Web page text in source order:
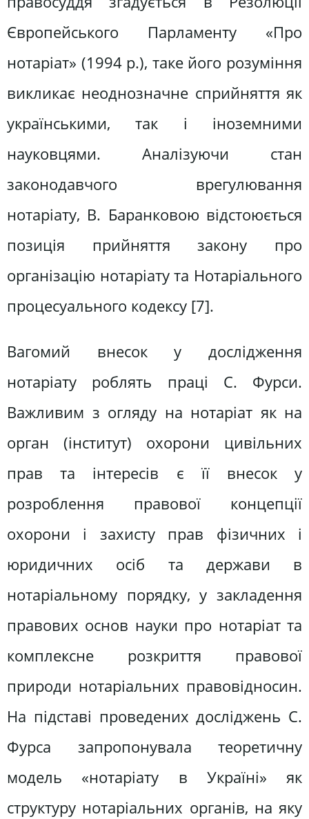
Європейського Парламенту «Про
нотаріат» (1994 р.), таке його розуміння
викликає неоднозначне сприйняття як
українськими, так і іноземними
науковцями. Аналізуючи стан
законодавчого врегулювання
нотаріату, В. Баранковою відстоюється
позиція прийняття закону про
організацію нотаріату та Нотаріального
процесуального кодексу [7].
Вагомий внесок у дослідження
нотаріату роблять праці С. Фурси.
Важливим з огляду на нотаріат як на
орган (інститут) охорони цивільних
прав та інтересів є її внесок у
розроблення правової концепції
охорони і захисту прав фізичних і
юридичних осіб та держави в
нотаріальному порядку, у закладення
правових основ науки про нотаріат та
комплексне розкриття правової
природи нотаріальних правовідносин.
На підставі проведених досліджень С.
Фурса запропонувала теоретичну
модель «нотаріату в Україні» як
структуру нотаріальних органів, на яку